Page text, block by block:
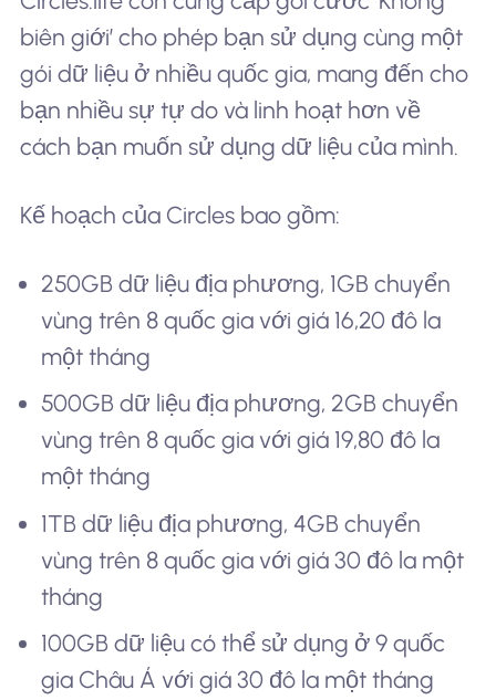
biên giới’ cho phép bạn sử dụng cùng một
gói dữ liệu ở nhiều quốc gia, mang đến cho
bạn nhiều sự tự do và linh hoạt hơn về
cách bạn muốn sử dụng dữ liệu của mình.
Kế hoạch của Circles bao gồm:
250GB dữ liệu địa phương, 1GB chuyển
vùng trên 8 quốc gia với giá 16,20 đô la
một tháng
500GB dữ liệu địa phương, 2GB chuyển
vùng trên 8 quốc gia với giá 19,80 đô la
một tháng
1TB dữ liệu địa phương, 4GB chuyển
vùng trên 8 quốc gia với giá 30 đô la một
tháng
100GB dữ liệu có thể sử dụng ở 9 quốc
gia Châu Á với giá 30 đô la một tháng